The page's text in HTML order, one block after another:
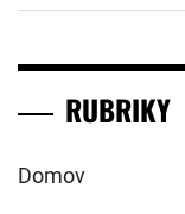
RUBRIKY
Domov